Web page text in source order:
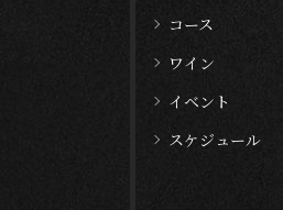
コース
ワイン
イベント
スケジュール